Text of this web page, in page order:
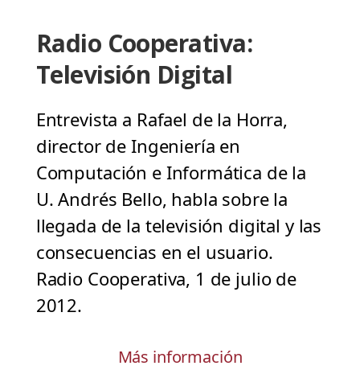
Radio Cooperativa:
Televisión Digital
Entrevista a Rafael de la Horra,
director de Ingeniería en
Computación e Informática de la
U. Andrés Bello, habla sobre la
llegada de la televisión digital y las
consecuencias en el usuario.
Radio Cooperativa, 1 de julio de
2012.
Más información